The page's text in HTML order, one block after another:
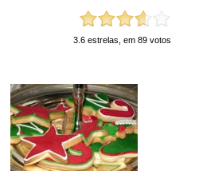
3.6 estrelas, em89 votos